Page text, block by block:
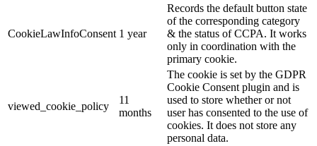
CookieLawInfoConsent 1 year
Records the default button state
of the corresponding category
& the status of CCPA. It works
only in coordination with the
primary cookie.
viewed_cookie_policy
11
months
The cookie is set by the GDPR
Cookie Consent plugin and is
used to store whether or not
user has consented to the use of
cookies. It does not store any
personal data.